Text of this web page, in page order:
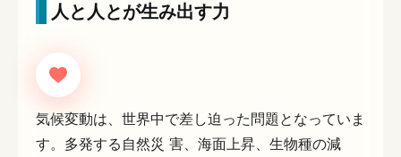
人と人とが生み出す力
気候変動は、世界中で差し迫った問題となっていま
す。多発する自然災 害、海面上昇、生物種の減